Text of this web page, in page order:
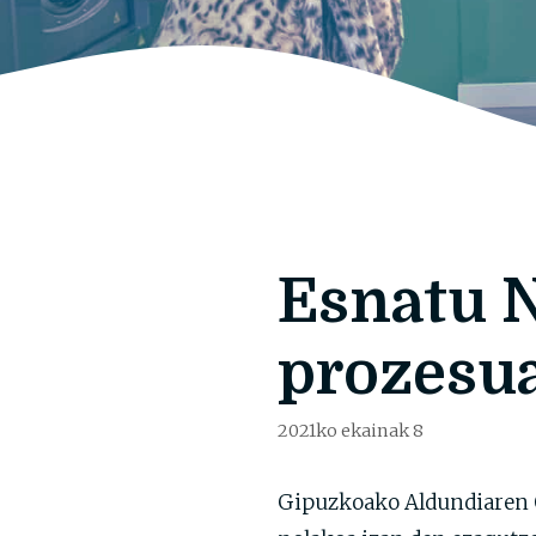
Esnatu
2021ko ekainak 8
Gipuzkoako Aldundiaren